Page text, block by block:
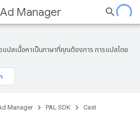
Ad Manager
แปลเนื้อหาเป็นภาษาที่คุณต้องการ การแปลโดย
Manager PAL SDK Cast